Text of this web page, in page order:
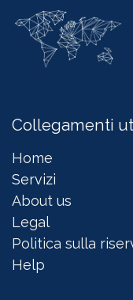
Passa al contenuto
Collegamenti
Home
Servizi
About us
Legal
Politica sulla
Help